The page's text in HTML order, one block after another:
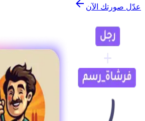
عدّل صورتك الآن